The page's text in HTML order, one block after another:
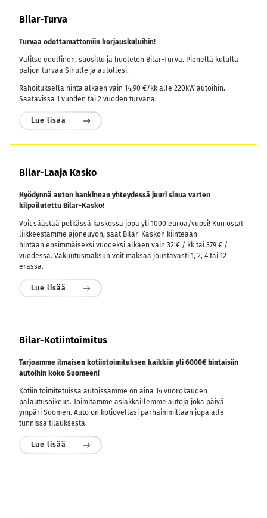
Bilar-Turva
Turvaa odottamattomiin korjauskuluihin!
Valitse edullinen, suosittu ja huoleton Bilar-Turva. Pienellä kululla
paljon turvaa Sinulle ja autollesi.
Rahoituksella hinta alkaen vain 14,90 €/kk alle 220kW autoihin.
Saatavissa 1 vuoden tai 2 vuoden turvana.
Lue lisää
Bilar-Laaja Kasko
Hyödynnä auton hankinnan yhteydessä juuri sinua varten
kilpailutettu Bilar-Kasko!
Voit säästää pelkässä kaskossa jopa yli 1000 euroa/vuosi! Kun ostat
liikkeestämme ajoneuvon, saat Bilar-Kaskon kiinteään
hintaan ensimmäiseksi vuodeksi alkaen vain 32 € / kk tai 379 € /
vuodessa. Vakuutusmaksun voit maksaa joustavasti 1, 2, 4 tai 12
erässä.
Lue lisää
Bilar-Kotiintoimitus
Tarjoamme ilmaisen kotiintoimituksen kaikkiin yli 6000€ hintaisiin
autoihin koko Suomeen!
Kotiin toimitetuissa autoissamme on aina 14 vuorokauden
palautusoikeus. Toimitamme asiakkaillemme autoja joka päivä
ympäri Suomen. Auto on kotiovellasi parhaimmillaan jopa alle
tunnissa tilauksesta.
Lue lisää